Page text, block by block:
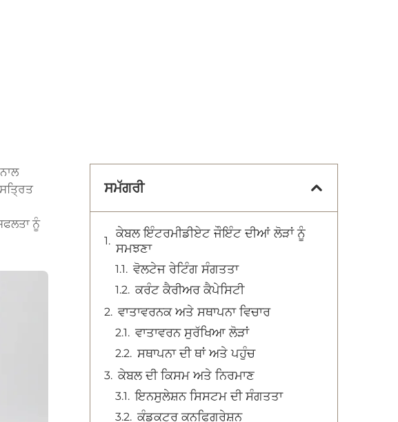
ਨੂੰ
ਸਮੱਗਰੀ
ਕੇਬਲ ਇੰਟਰਮੀਡੀਏਟ ਜੌਇੰਟ ਦੀਆਂ ਲੋੜਾਂ ਨੂੰ
ਸਮਝਣਾ
ਵੋਲਟੇਜ ਰੇਟਿੰਗ ਸੰਗਤਤਾ
ਕਰੰਟ ਕੈਰੀਅਰ ਕੈਪੇਸਿਟੀ
ਵਾਤਾਵਰਨਕ ਅਤੇ ਸਥਾਪਨਾ ਵਿਚਾਰ
ਵਾਤਾਵਰਨ ਸੁਰੱਖਿਆ ਲੋੜਾਂ
ਸਥਾਪਨਾ ਦੀ ਥਾਂ ਅਤੇ ਪਹੁੰਚ
ਕੇਬਲ ਦੀ ਕਿਸਮ ਅਤੇ ਨਿਰਮਾਣ
ਇਨਸੁਲੇਸ਼ਨ ਸਿਸਟਮ ਦੀ ਸੰਗਤਤਾ
ਕੰਡਕਟਰ ਕਨਫਿਗਰੇਸ਼ਨ